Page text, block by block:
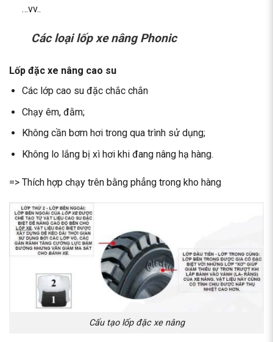
…vv..
Các loại lốp xe nâng Phonic
Lốp đặc xe nâng cao su
Các lớp cao su đặc chắc chắn
Chạy êm, đằm;
Không cần bơm hơi trong qua trình sử dụng;
Không lo lắng bị xì hơi khi đang nâng hạ hàng.
=> Thích hợp chạy trên bằng phẳng trong kho hàng
Cấu tạo lốp đặc xe nâng